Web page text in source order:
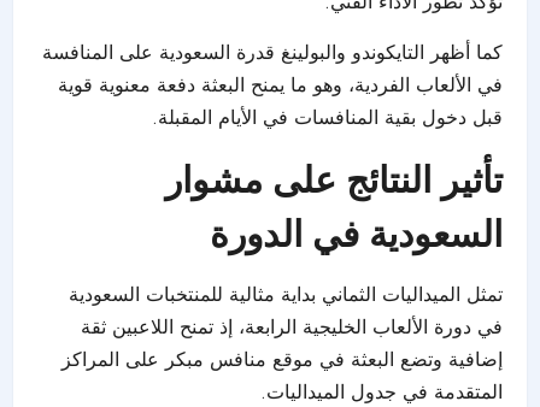
كما أظهر التايكوندو والبولينغ قدرة السعودية على المنافسة
في الألعاب الفردية، وهو ما يمنح البعثة دفعة معنوية قوية
قبل دخول بقية المنافسات في الأيام المقبلة.
تأثير النتائج على مشوار
السعودية في الدورة
تمثل الميداليات الثماني بداية مثالية للمنتخبات السعودية
في دورة الألعاب الخليجية الرابعة، إذ تمنح اللاعبين ثقة
إضافية وتضع البعثة في موقع منافس مبكر على المراكز
المتقدمة في جدول الميداليات.